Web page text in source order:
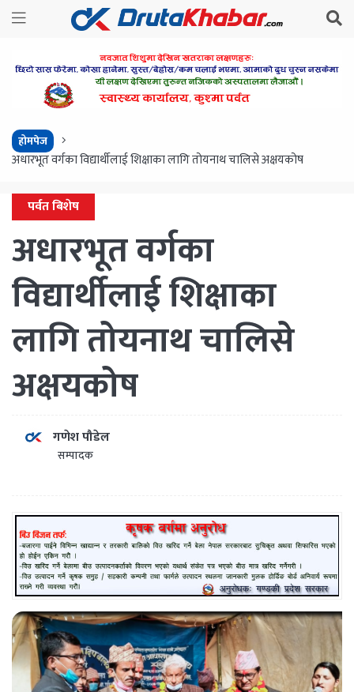
होमपेज
अधारभूत वर्गका विद्यार्थीलाई शिक्षाका लागि तोयनाथ चालिसे अक्षयकोष
पर्वत बिशेष
अधारभूत वर्गका
विद्यार्थीलाई शिक्षाका
लागि तोयनाथ चालिसे
अक्षयकोष
गणेश पौडेल
सम्पादक